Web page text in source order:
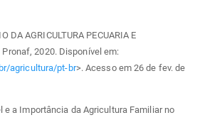
DA AGRICULTURA PECUARIA E
Pronaf, 2020. Disponível em:
agricultura/pt-br>. Acesso em 26 de fev. de
e a Importância da Agricultura Familiar no